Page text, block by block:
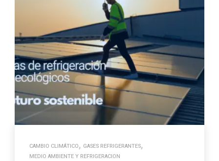
CAMBIO CLIMÁTICO, GASES REFRIGERANTES,
MEDIO AMBIENTE Y REFRIGERACION